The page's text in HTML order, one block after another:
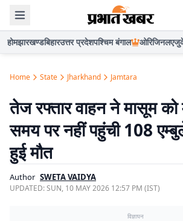
होमझारखण्डबिहारउत्तर प्रदेशपश्चिम बंगाल ओरिजिनल
Home State Jharkhand Jamtara
तेज रफ्तार वाहन ने मासूम को
समय पर नहीं पहुंची 108
हुई मौत
Author SWETA VAIDYA
UPDATED:SUN, 10 MAY 2026 12:57 PM (IST)
विज्ञापन